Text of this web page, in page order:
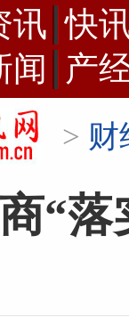
讯 快
闻 产
> 财
“